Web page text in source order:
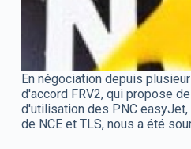
En négociation depuis
d'accord FRV2, qui propose
d'utilisation des PNC
de NCE et TLS, nous a été